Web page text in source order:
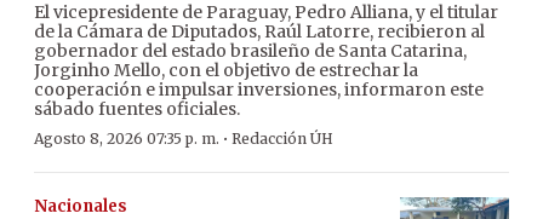
El vicepresidente de Paraguay, Pedro Alliana, y el titular
de la Cámara de Diputados, Raúl Latorre, recibieron al
gobernador del estado brasileño de Santa Catarina,
Jorginho Mello, con el objetivo de estrechar la
cooperación e impulsar inversiones, informaron este
sábado fuentes oficiales.
Agosto 8, 2026 07:35 p. m. · Redacción ÚH
Nacionales